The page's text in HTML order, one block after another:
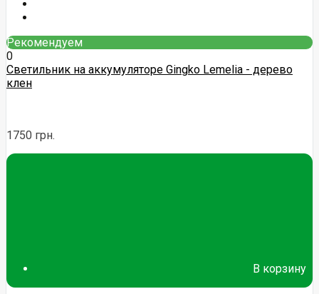
Рекомендуем
0
Светильник на аккумуляторе Gingko Lemelia - дерево
клен
1750 грн.
В корзину